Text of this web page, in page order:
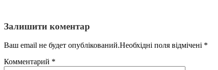
Залишити коментар
Ваш email не будет опублікований.Необхідні поля відмічені *
Комментарий *